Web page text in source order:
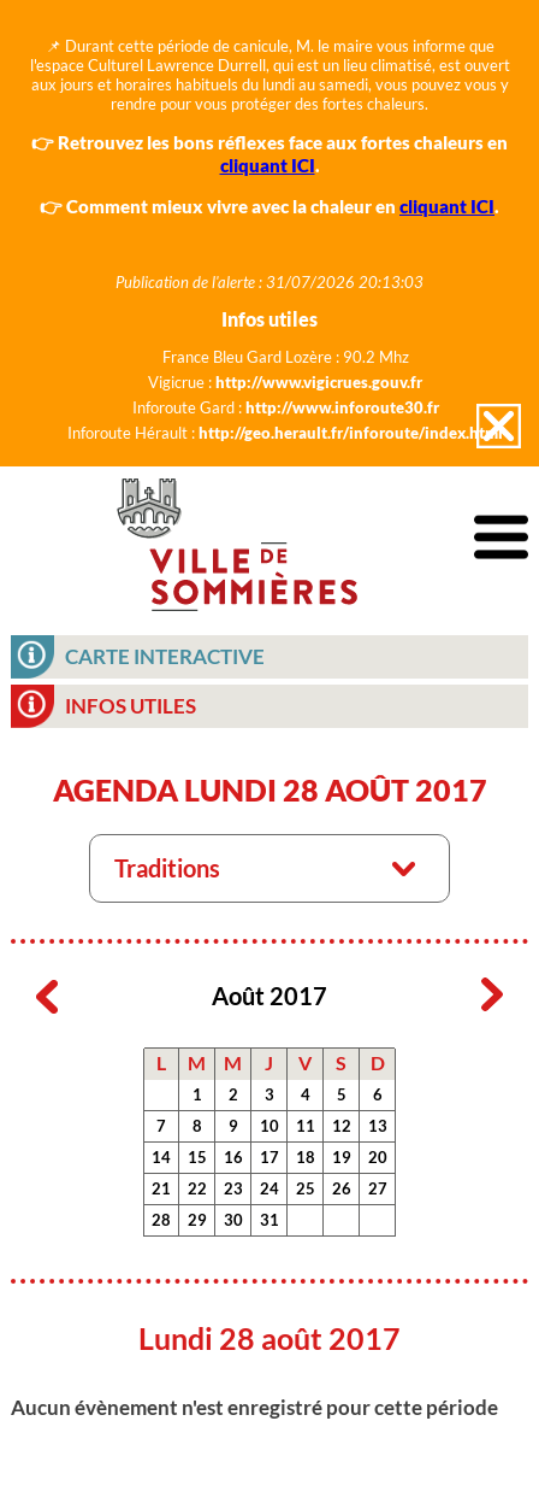
📌 Durant cette période de canicule, M. le maire vous informe que
l'espace Culturel Lawrence Durrell, qui est un lieu climatisé, est ouvert
aux jours et horaires habituels du lundi au samedi, vous pouvez vous y
rendre pour vous protéger des fortes chaleurs.
👉 Retrouvez les bons réflexes face aux fortes chaleurs en
cliquant ICI.
👉 Comment mieux vivre avec la chaleur en cliquant ICI.
Publication de l'alerte : 31/07/2026 20:13:03
Infos utiles
France Bleu Gard Lozère : 90.2 Mhz
Vigicrue :http://www.vigicrues.gouv.fr
Inforoute Gard :http://www.inforoute30.fr
Inforoute Hérault :http://geo.herault.fr/inforoute/index.html
CARTE INTERACTIVE
INFOS UTILES
AGENDA LUNDI 28 AOÛT 2017
Traditions
Août 2017
L M M J V S D
1 2 3 4 5
6
7
8 9 10 11 12
13
14
15 16 17 18 19
20
21
22 23 24 25 26
27
28
29 30 31
Lundi 28 août 2017
Aucun évènement n'est enregistré pour cette période